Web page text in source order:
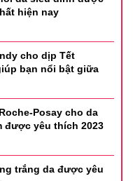
viêm nhiễm, nấm ngứa
khô rát , tạo cảm giác
hiện nay
cho dịp Tết
bạn nổi bật giữa
Posay cho da
được yêu thích 2023
trắng da được yêu